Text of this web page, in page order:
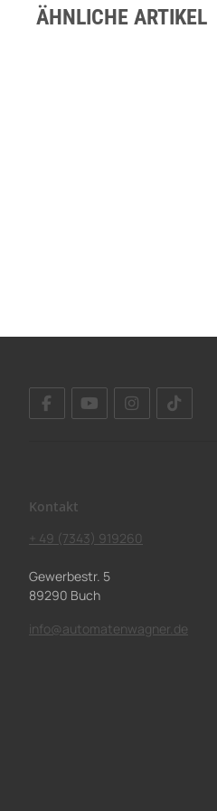
ÄHNLICHE ARTIKEL
Kontakt
+ 49 (7343) 919260
Gewerbestr. 5
89290 Buch
info@automatenwagner.de